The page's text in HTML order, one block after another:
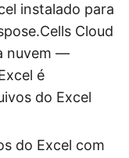
instalado para
Cloud
nuvem —
é
do Excel
do Excel com